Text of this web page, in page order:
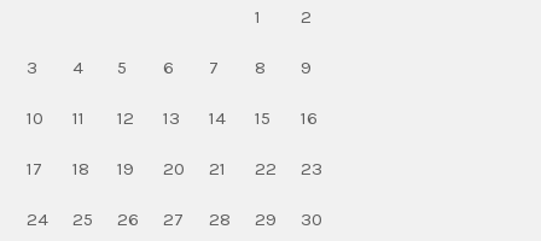
1
2
3 4 5 6 7 8 9
10 11 12 13 14 15 16
17 18 19 20 21 22 23
24 25 26 27 28 29 30